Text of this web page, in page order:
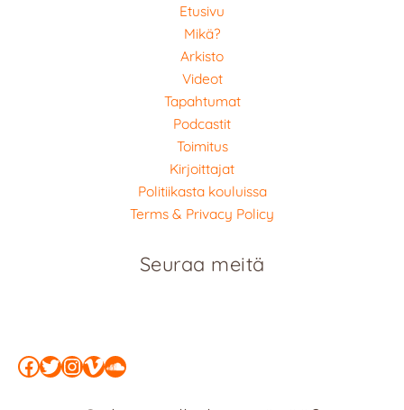
Etusivu
Mikä?
Arkisto
Videot
Tapahtumat
Podcastit
Toimitus
Kirjoittajat
Politiikasta kouluissa
Terms & Privacy Policy
Seuraa meitä
Facebook
Twitter
Instagram
Vimeo
SoundCloud